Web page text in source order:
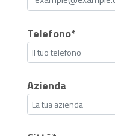
Telefono*
Azienda